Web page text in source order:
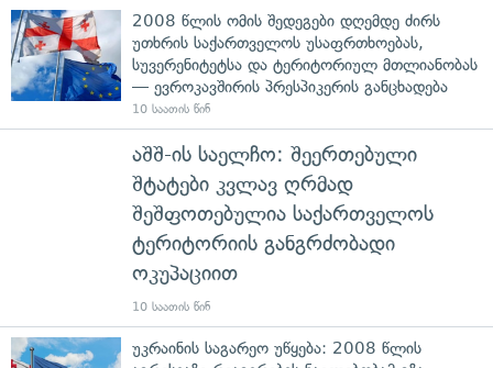
2008 წლის ომის შედეგები დღემდე ძირს
უთხრის საქართველოს უსაფრთხოებას,
სუვერენიტეტსა და ტერიტორიულ მთლიანობას
— ევროკავშირის პრესპიკერის განცხადება
10 საათის წინ
აშშ-ის საელჩო: შეერთებული
შტატები კვლავ ღრმად
შეშფოთებულია საქართველოს
ტერიტორიის განგრძობადი
ოკუპაციით
10 საათის წინ
უკრაინის საგარეო უწყება: 2008 წლის